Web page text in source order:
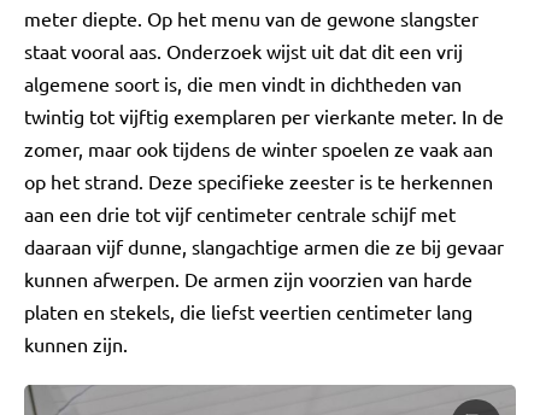
meter diepte. Op het menu van de gewone slangster
staat vooral aas. Onderzoek wijst uit dat dit een vrij
algemene soort is, die men vindt in dichtheden van
twintig tot vijftig exemplaren per vierkante meter. In de
zomer, maar ook tijdens de winter spoelen ze vaak aan
op het strand. Deze specifieke zeester is te herkennen
aan een drie tot vijf centimeter centrale schijf met
daaraan vijf dunne, slangachtige armen die ze bij gevaar
kunnen afwerpen. De armen zijn voorzien van harde
platen en stekels, die liefst veertien centimeter lang
kunnen zijn.